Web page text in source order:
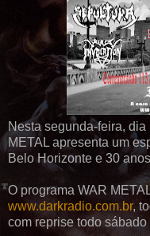
Nesta segunda-feira,
METAL apresenta um
Belo Horizonte e 30
O programa WAR
www.darkradio.com.br,
com reprise todo sábado